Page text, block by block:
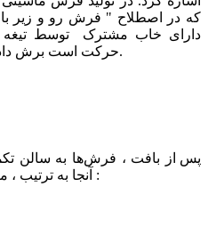
که در اصطلاح " فرش رو و زیر
دارای خاب مشترک توسط
حرکت است برش داده شده و از هم تفکیک می‌گردد.
پس از بافت ، فرش‌ها به سالن
آنجا به ترتیب ، مراحل زیر را پشت سر می‌گذارند :